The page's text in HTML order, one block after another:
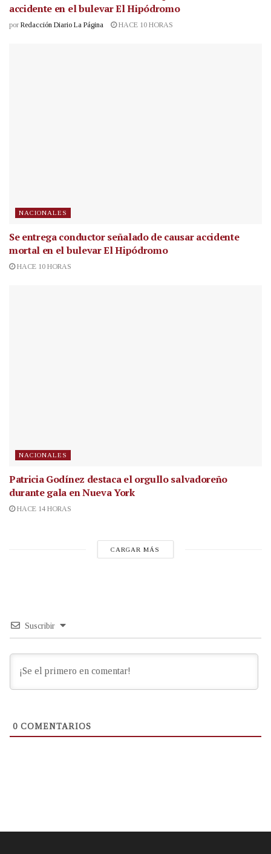
accidente en el bulevar El Hipódromo
por Redacción Diario La Página HACE 10 HORAS
NACIONALES
Se entrega conductor señalado de causar accidente
mortal en el bulevar El Hipódromo
HACE 10 HORAS
NACIONALES
Patricia Godínez destaca el orgullo salvadoreño
durante gala en Nueva York
HACE 14 HORAS
CARGAR MÁS
Suscribir
0 COMENTARIOS